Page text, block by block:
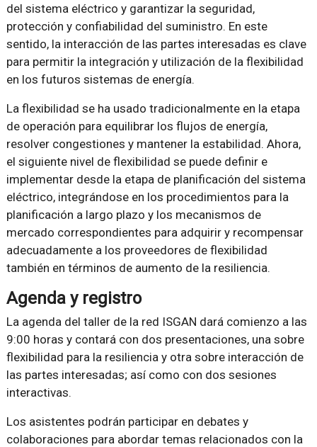
del sistema eléctrico y garantizar la seguridad,
protección y confiabilidad del suministro. En este
sentido, la interacción de las partes interesadas es clave
para permitir la integración y utilización de la flexibilidad
en los futuros sistemas de energía.
La flexibilidad se ha usado tradicionalmente en la etapa
de operación para equilibrar los flujos de energía,
resolver congestiones y mantener la estabilidad. Ahora,
el siguiente nivel de flexibilidad se puede definir e
implementar desde la etapa de planificación del sistema
eléctrico, integrándose en los procedimientos para la
planificación a largo plazo y los mecanismos de
mercado correspondientes para adquirir y recompensar
adecuadamente a los proveedores de flexibilidad
también en términos de aumento de la resiliencia.
Agenda y registro
La agenda del taller de la red ISGAN dará comienzo a las
9:00 horas y contará con dos presentaciones, una sobre
flexibilidad para la resiliencia y otra sobre interacción de
las partes interesadas; así como con dos sesiones
interactivas.
Los asistentes podrán participar en debates y
colaboraciones para abordar temas relacionados con la